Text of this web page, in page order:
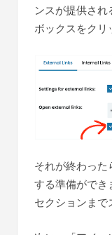
ンスが提供され
ボックスをクリ
それが終わっ
する準備ができ
セクションまで